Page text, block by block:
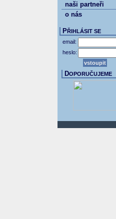
naši partneři
o nás
PŘIHLÁSIT SE
email:
heslo:
DOPORUČUJEME